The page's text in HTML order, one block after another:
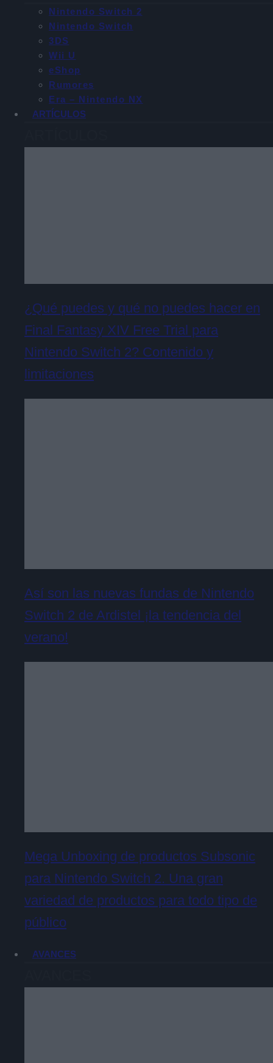
Nintendo Switch 2
Nintendo Switch
3DS
Wii U
eShop
Rumores
Era – Nintendo NX
ARTÍCULOS
¿Qué puedes y qué no puedes hacer en
Final Fantasy XIV Free Trial para
Nintendo Switch 2? Contenido y
limitaciones
Así son las nuevas fundas de Nintendo
Switch 2 de Ardistel ¡la tendencia del
verano!
Mega Unboxing de productos Subsonic
para Nintendo Switch 2. Una gran
variedad de productos para todo tipo de
público
AVANCES